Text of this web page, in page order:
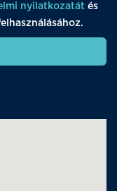
nyilatkozatát és